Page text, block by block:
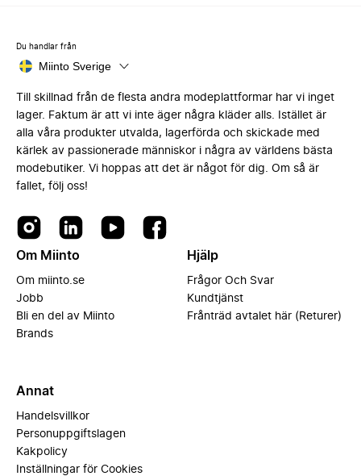
Du handlar från
Miinto Sverige
Till skillnad från de flesta andra modeplattformar har vi inget
lager. Faktum är att vi inte äger några kläder alls. Istället är
alla våra produkter utvalda, lagerförda och skickade med
kärlek av passionerade människor i några av världens bästa
modebutiker. Vi hoppas att det är något för dig. Om så är
fallet, följ oss!
Om Miinto
Om miinto.se
Jobb
Bli en del av Miinto
Brands
Hjälp
Frågor Och Svar
Kundtjänst
Frånträd avtalet här (Returer)
Annat
Handelsvillkor
Personuppgiftslagen
Kakpolicy
Inställningar för Cookies